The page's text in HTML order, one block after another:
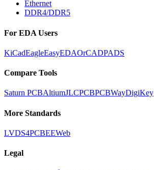
Ethernet
DDR4/DDR5
For EDA Users
KiCadEagleEasyEDAOrCADPADS
Compare Tools
Saturn PCBAltiumJLCPCBPCBWayDigiKey
More Standards
LVDS4PCBEEWeb
Legal